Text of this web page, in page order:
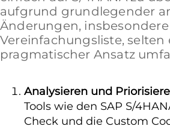
aufgrund grundlegender
Änderungen,
Vereinfachungsliste, selten
pragmatischer Ansatz
Analysieren und
Tools wie den SAP S/
Check und die Custom